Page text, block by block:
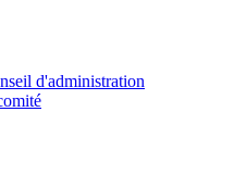
d'administration